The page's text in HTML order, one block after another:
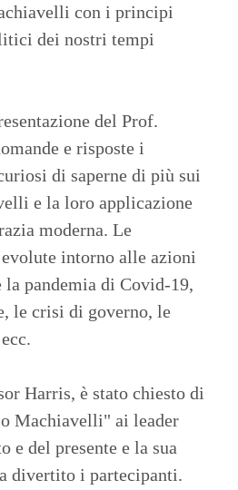
con i principi
dei nostri tempi
del Prof.
e risposte i
di saperne di più sui
e la loro applicazione
moderna. Le
intorno alle azioni
pandemia di Covid-19,
le crisi di governo, le
Harris, è stato chiesto di
Machiavelli" ai leader
e del presente e la sua
divertito i partecipanti.